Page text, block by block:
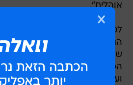
אוהלים".
לפיכך, סיפר בוחבוט כי הוא
הנהלה דחופה בנצרת על מנת
שינקטו הרשויות המקומיות. יו"ר
המקומי הוסיף ואמר כי "המאבק
ועל מגוון נושאים: את מחיר המים